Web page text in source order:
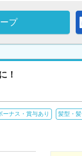
プ
！
ーナス・賞与あり 髪型・